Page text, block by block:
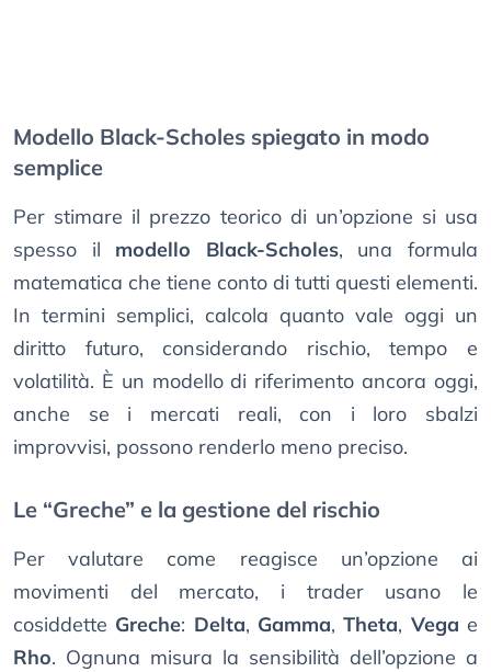
Modello Black-Scholes spiegato in modo
semplice
Per stimare il prezzo teorico di un’opzione si usa
spesso il modello Black-Scholes, una formula
matematica che tiene conto di tutti questi elementi.
In termini semplici, calcola quanto vale oggi un
diritto futuro, considerando rischio, tempo e
volatilità. È un modello di riferimento ancora oggi,
anche se i mercati reali, con i loro sbalzi
improvvisi, possono renderlo meno preciso.
Le “Greche” e la gestione del rischio
Per valutare come reagisce un’opzione ai
movimenti del mercato, i trader usano le
cosiddette Greche: Delta, Gamma,Theta, Vega e
Rho. Ognuna misura la sensibilità dell’opzione a